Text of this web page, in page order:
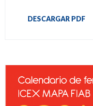
DESCARGAR PDF